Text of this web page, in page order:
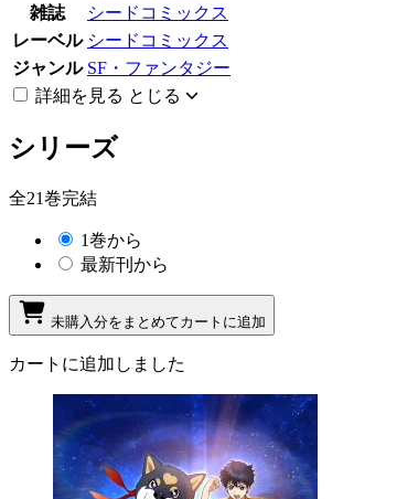
雑誌
シードコミックス
レーベル シードコミックス
ジャンル SF・ファンタジー
詳細を見る とじる
シリーズ
全21巻完結
1巻から
最新刊から
未購入分をまとめてカートに追加
カートに追加しました